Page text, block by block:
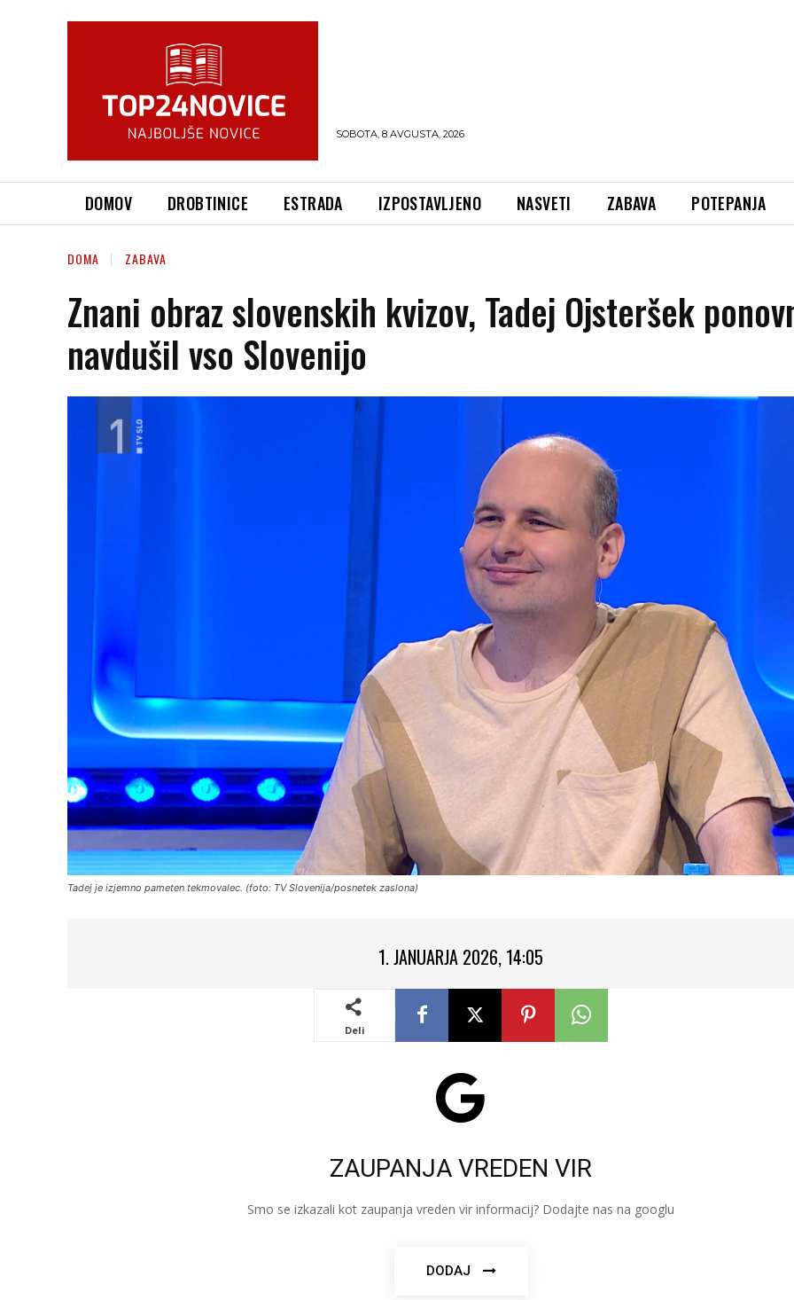
SOBOTA, 8 AVGUSTA, 2026
DOMOV DROBTINICE ESTRADA IZPOSTAVLJENO NASVETI ZABAVA POTEPANJA
DOMA ZABAVA
Znani obraz slovenskih kvizov, Tadej Ojsteršek
navdušil vso Slovenijo
Tadej je izjemno pameten tekmovalec. (foto: TV Slovenija/posnetek zaslona)
1. JANUARJA 2026, 14:05
Deli
ZAUPANJA VREDEN VIR
Smo se izkazali kot zaupanja vreden vir informacij? Dodajte nas na googlu
DODAJ